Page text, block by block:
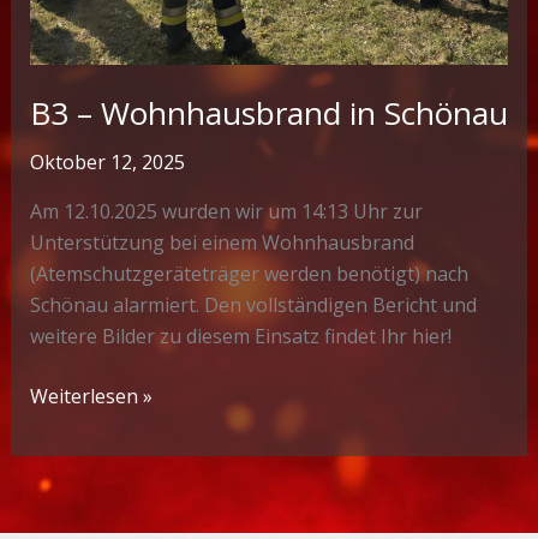
B3 – Wohnhausbrand in Schönau
Oktober 12, 2025
Am 12.10.2025 wurden wir um 14:13 Uhr zur
Unterstützung bei einem Wohnhausbrand
(Atemschutzgeräteträger werden benötigt) nach
Schönau alarmiert. Den vollständigen Bericht und
weitere Bilder zu diesem Einsatz findet Ihr hier!
B3
Wohnhausbrand
in
Weiterlesen »